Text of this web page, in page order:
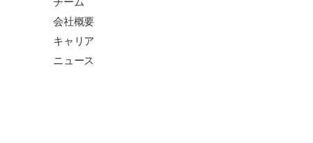
会社概要
キャリア
ニュース